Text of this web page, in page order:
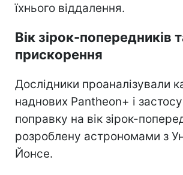
їхнього віддалення.
Вік зірок-попередників
прискорення
Дослідники проаналізували
наднових Pantheon+ і
поправку на вік зірок-
розроблену астрономами з
Йонсе.